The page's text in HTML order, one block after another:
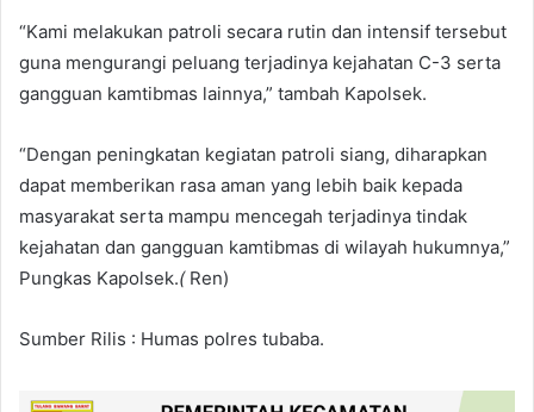
“Kami melakukan patroli secara rutin dan intensif tersebut
guna mengurangi peluang terjadinya kejahatan C-3 serta
gangguan kamtibmas lainnya,” tambah Kapolsek.
“Dengan peningkatan kegiatan patroli siang, diharapkan
dapat memberikan rasa aman yang lebih baik kepada
masyarakat serta mampu mencegah terjadinya tindak
kejahatan dan gangguan kamtibmas di wilayah hukumnya,”
Pungkas Kapolsek.(Ren)
Sumber Rilis : Humas polres tubaba.